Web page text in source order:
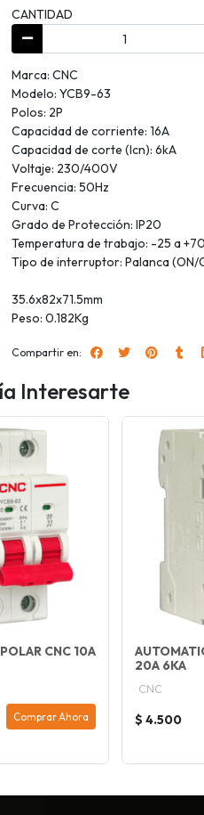
CANTIDAD
Marca: CNC
Modelo: YCB9-63
Polos: 2P
Capacidad de corriente: 16A
Capacidad de corte (Icn): 6kA
Voltaje: 230/400V
Frecuencia: 50Hz
Curva: C
Grado de Protección: IP20
Temperatura de trabajo: -25 a
Tipo de interruptor: Palanca (ON/
35.6x82x71.5mm
Peso: 0.182Kg
Compartir en:
Interesarte
CNC 10A
Comprar Ahora
20A 6KA
CNC
$ 4.500